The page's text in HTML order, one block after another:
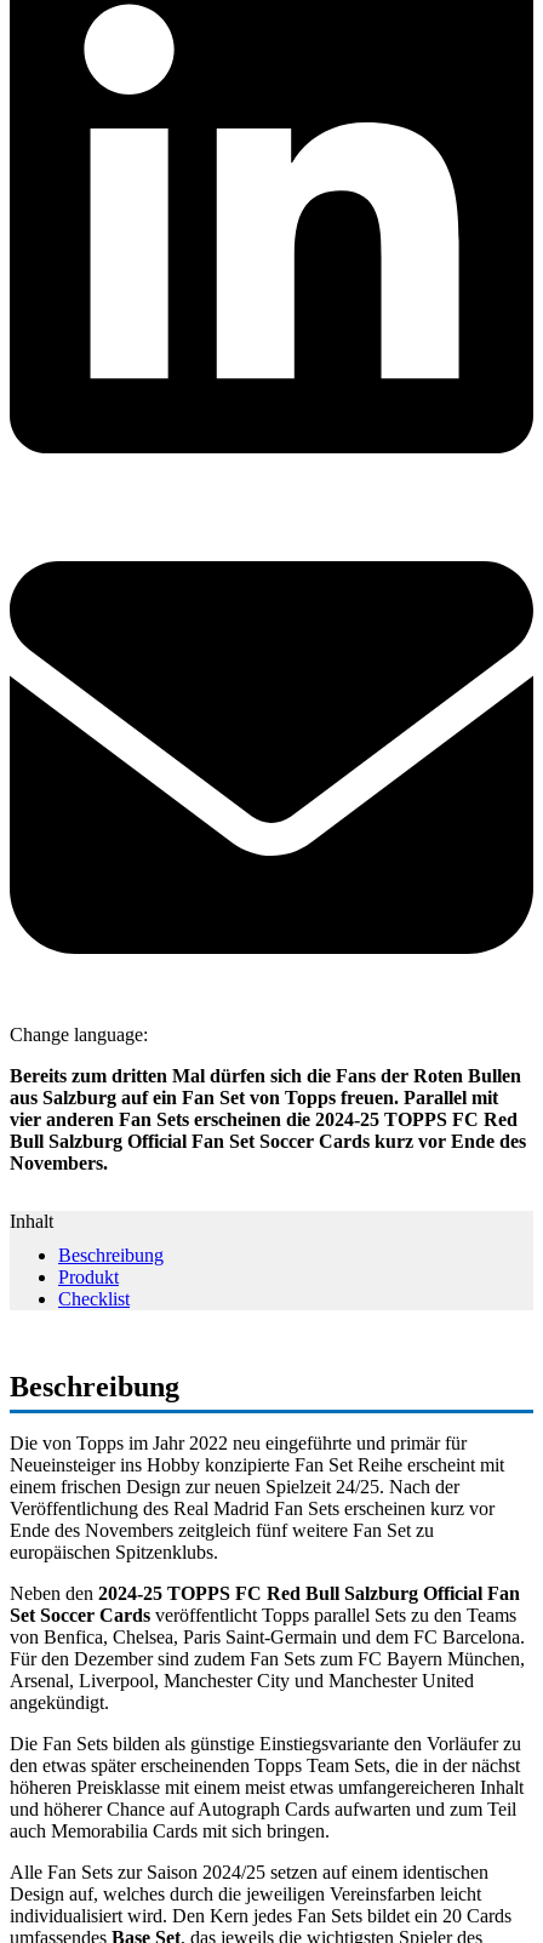
Change language:
Bereits zum dritten Mal dürfen sich die Fans der Roten Bullen
aus Salzburg auf ein Fan Set von Topps freuen. Parallel mit
vier anderen Fan Sets erscheinen die 2024-25 TOPPS FC Red
Bull Salzburg Official Fan Set Soccer Cards kurz vor Ende des
Novembers.
Inhalt
Beschreibung
Produkt
Checklist
Beschreibung
Die von Topps im Jahr 2022 neu eingeführte und primär für
Neueinsteiger ins Hobby konzipierte Fan Set Reihe erscheint mit
einem frischen Design zur neuen Spielzeit 24/25. Nach der
Veröffentlichung des Real Madrid Fan Sets erscheinen kurz vor
Ende des Novembers zeitgleich fünf weitere Fan Set zu
europäischen Spitzenklubs.
Neben den 2024-25 TOPPS FC Red Bull Salzburg Official Fan
Set Soccer Cards veröffentlicht Topps parallel Sets zu den Teams
von Benfica, Chelsea, Paris Saint-Germain und dem FC Barcelona.
Für den Dezember sind zudem Fan Sets zum FC Bayern München,
Arsenal, Liverpool, Manchester City und Manchester United
angekündigt.
Die Fan Sets bilden als günstige Einstiegsvariante den Vorläufer zu
den etwas später erscheinenden Topps Team Sets, die in der nächst
höheren Preisklasse mit einem meist etwas umfangereicheren Inhalt
und höherer Chance auf Autograph Cards aufwarten und zum Teil
auch Memorabilia Cards mit sich bringen.
Alle Fan Sets zur Saison 2024/25 setzen auf einem identischen
Design auf, welches durch die jeweiligen Vereinsfarben leicht
individualisiert wird. Den Kern jedes Fan Sets bildet ein 20 Cards
umfassendes Base Set, das jeweils die wichtigsten Spieler des